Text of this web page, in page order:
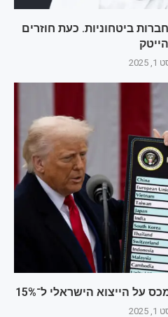
ביטחוניות. כעת חוזרים
הייצוא הישראלי ל־15%